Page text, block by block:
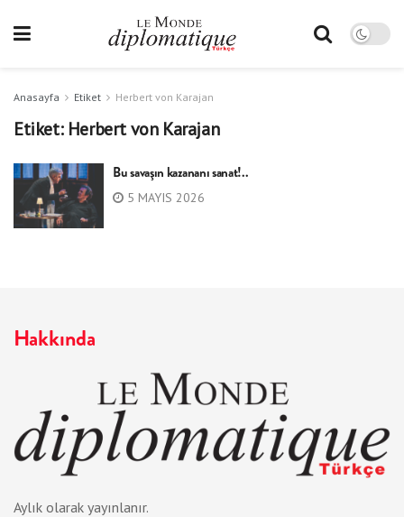
Anasayfa Etiket Herbert von Karajan
Etiket: Herbert von Karajan
Bu savaşın kazananı sanat!..
5 MAYIS 2026
Hakkında
Aylık olarak yayınlanır.